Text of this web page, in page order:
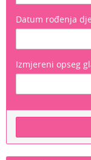
Datum rođenja
Izmjereni opseg